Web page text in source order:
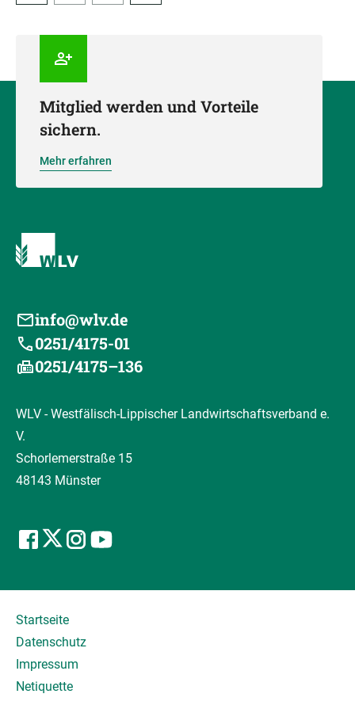
Mitglied werden und Vorteile
sichern.
Mehr erfahren
info@wlv.de
0251/4175-01
0251/4175–136
WLV - Westfälisch-Lippischer Landwirtschaftsverband e.
V.
Schorlemerstraße 15
48143 Münster
Startseite
Datenschutz
Impressum
Netiquette